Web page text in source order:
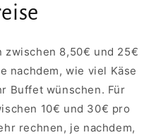
zwischen 8,50€ und 25€
nachdem, wie viel Käse
Buffet wünschen. Für
10€ und 30€ pro
rechnen, je nachdem,